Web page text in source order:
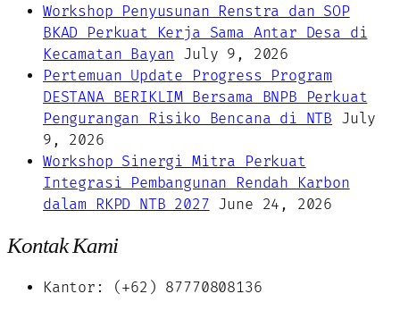
Workshop Penyusunan Renstra dan SOP
BKAD Perkuat Kerja Sama Antar Desa di
Kecamatan Bayan July 9, 2026
Pertemuan Update Progress Program
DESTANA BERIKLIM Bersama BNPB Perkuat
Pengurangan Risiko Bencana di NTB July
9, 2026
Workshop Sinergi Mitra Perkuat
Integrasi Pembangunan Rendah Karbon
dalam RKPD NTB 2027 June 24, 2026
Kontak Kami
Kantor: (+62) 87770808136